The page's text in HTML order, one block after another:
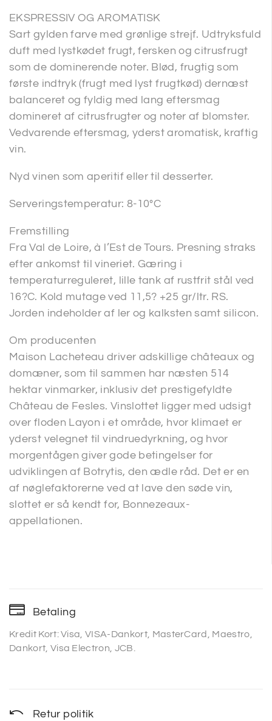
EKSPRESSIV OG AROMATISK
Sart gylden farve med grønlige strejf. Udtryksfuld
duft med lystkødet frugt, fersken og citrusfrugt
som de dominerende noter. Blød, frugtig som
første indtryk (frugt med lyst frugtkød) dernæst
balanceret og fyldig med lang eftersmag
domineret af citrusfrugter og noter af blomster.
Vedvarende eftersmag, yderst aromatisk, kraftig
vin.
Nyd vinen som aperitif eller til desserter.
Serveringstemperatur: 8-10°C
Fremstilling
Fra Val de Loire, à l’Est de Tours. Presning straks
efter ankomst til vineriet. Gæring i
temperaturreguleret, lille tank af rustfrit stål ved
16?C. Kold mutage ved 11,5? +25 gr/ltr. RS.
Jorden indeholder af ler og kalksten samt silicon.
Om producenten
Maison Lacheteau driver adskillige châteaux og
domæner, som til sammen har næsten 514
hektar vinmarker, inklusiv det prestigefyldte
Château de Fesles. Vinslottet ligger med udsigt
over floden Layon i et område, hvor klimaet er
yderst velegnet til vindruedyrkning, og hvor
morgentågen giver gode betingelser for
udviklingen af Botrytis, den ædle råd. Det er en
af nøglefaktorerne ved at lave den søde vin,
slottet er så kendt for, Bonnezeaux-
appellationen.
Betaling
Kredit Kort: Visa, VISA-Dankort, MasterCard, Maestro,
Dankort, Visa Electron, JCB.
Retur politik